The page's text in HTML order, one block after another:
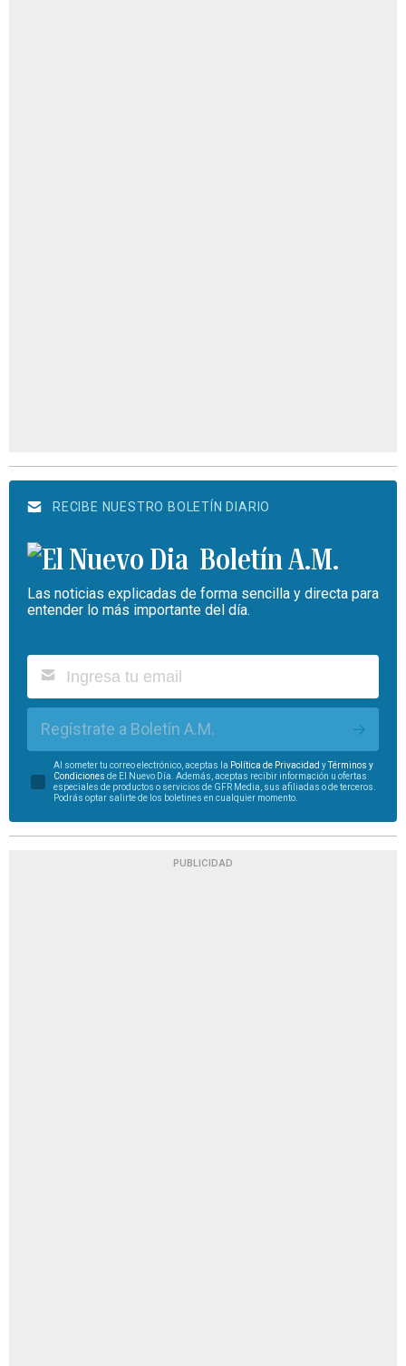
RECIBE NUESTRO BOLETÍN DIARIO
Boletín A.M.
Las noticias explicadas de forma sencilla y directa para
entender lo más importante del día.
Regístrate a Boletín A.M.
Al someter tu correo electrónico, aceptas la Política de Privacidad yTérminos y
Condiciones de El Nuevo Día. Además, aceptas recibir información u ofertas
especiales de productos o servicios de GFR Media, sus afiliadas o de terceros.
Podrás optar salirte de los boletines en cualquier momento.
PUBLICIDAD